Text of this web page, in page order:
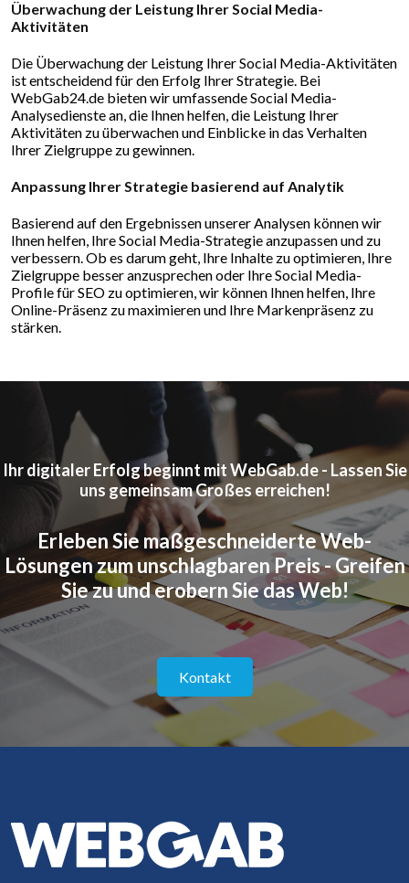
Überwachung der Leistung Ihrer Social Media-
Aktivitäten
Die Überwachung der Leistung Ihrer Social Media-Aktivitäten
ist entscheidend für den Erfolg Ihrer Strategie. Bei
WebGab24.de bieten wir umfassende Social Media-
Analysedienste an, die Ihnen helfen, die Leistung Ihrer
Aktivitäten zu überwachen und Einblicke in das Verhalten
Ihrer Zielgruppe zu gewinnen.
Anpassung Ihrer Strategie basierend auf Analytik
Basierend auf den Ergebnissen unserer Analysen können wir
Ihnen helfen, Ihre Social Media-Strategie anzupassen und zu
verbessern. Ob es darum geht, Ihre Inhalte zu optimieren, Ihre
Zielgruppe besser anzusprechen oder Ihre Social Media-
Profile für SEO zu optimieren, wir können Ihnen helfen, Ihre
Online-Präsenz zu maximieren und Ihre Markenpräsenz zu
stärken.
Ihr digitaler Erfolg beginnt mit WebGab.de - Lassen Sie
uns gemeinsam Großes erreichen!
Erleben Sie maßgeschneiderte Web-
Lösungen zum unschlagbaren Preis - Greifen
Sie zu und erobern Sie das Web!
Kontakt